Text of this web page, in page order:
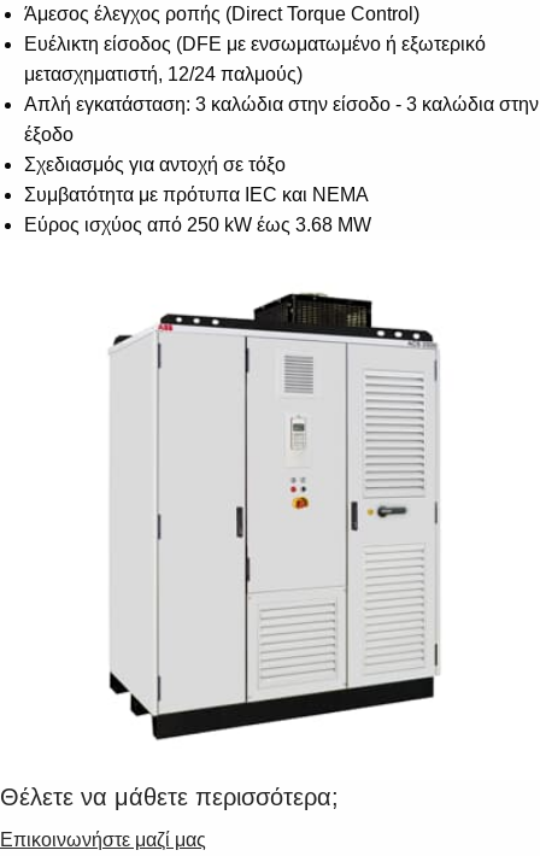
Suggestions
Products
See more products
Shopping list preview
Άμεσος έλεγχος ροπής (Direct Torque Control)
Ευέλικτη είσοδος (DFE με ενσωματωμένο ή εξωτερικό
μετασχηματιστή, 12/24 παλμούς)
Απλή εγκατάσταση: 3 καλώδια στην είσοδο - 3 καλώδια στην
έξοδο
Σχεδιασμός για αντοχή σε τόξο
Συμβατότητα με πρότυπα IEC και NEMA
Εύρος ισχύος από 250 kW έως 3.68 MW
Θέλετε να μάθετε περισσότερα;
Επικοινωνήστε μαζί μας